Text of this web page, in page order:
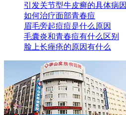
引发关节型牛皮癣的具体病因
如何治疗面部青春痘
眉毛旁起痘痘是什么原因
毛囊炎和青春痘有什么区别
脸上长痤疮的原因有什么